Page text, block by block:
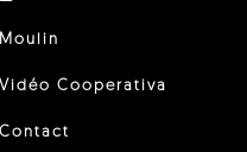
Moulin
Vidéo Cooperativa
Contact